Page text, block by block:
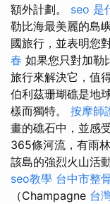
額外計劃。 seo 是
勒比海最美麗的島
國旅行，並表明您
春 如果您只對加勒
旅行來解決它，值
伯利茲珊瑚礁是地
樣而獨特。 按摩師
畫的礁石中，並感
365條河流，有雨
該島的強烈火山活
seo教學 台中市整
（Champagne 台